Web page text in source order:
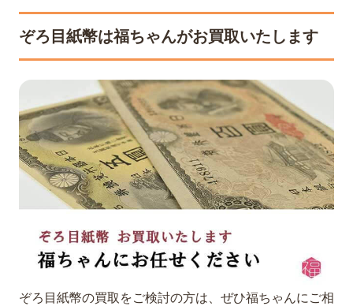
ぞろ目紙幣は福ちゃんがお買取いたします
ぞろ目紙幣の買取をご検討の方は、ぜひ福ちゃんにご相